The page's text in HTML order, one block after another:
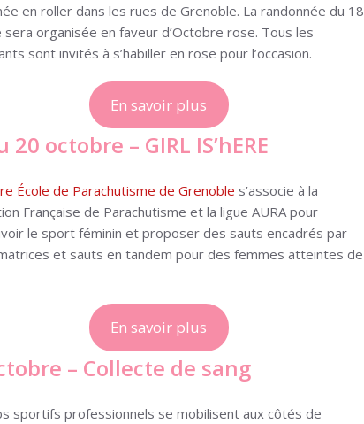
en roller dans les rues de Grenoble. La randonnée du 18
organisée en faveur d’Octobre rose. Tous les
sont invités à s’habiller en rose pour l’occasion.
En savoir plus
20 octobre – GIRL IS’hERE
École de Parachutisme de Grenoble s’associe à la
Française de Parachutisme et la ligue AURA pour
le sport féminin et proposer des sauts encadrés par
et sauts en tandem pour des femmes atteintes de
En savoir plus
– Collecte de sang
sportifs professionnels se mobilisent aux côtés de